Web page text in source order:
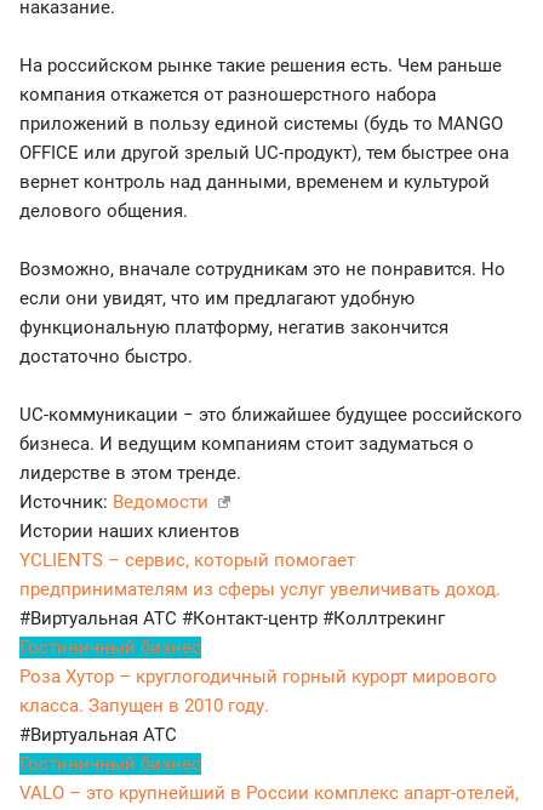
наказание.
На российском рынке такие решения есть. Чем раньше
компания откажется от разношерстного набора
приложений в пользу единой системы (будь то MANGO
OFFICE или другой зрелый UC-продукт), тем быстрее она
вернет контроль над данными, временем и культурой
делового общения.
Возможно, вначале сотрудникам это не понравится. Но
если они увидят, что им предлагают удобную
функциональную платформу, негатив закончится
достаточно быстро.
UC-коммуникации − это ближайшее будущее российского
бизнеса. И ведущим компаниям стоит задуматься о
лидерстве в этом тренде.
Источник: Ведомости
Истории наших клиентов
YCLIENTS – сервис, который помогает
предпринимателям из сферы услуг увеличивать доход.
#Виртуальная АТС #Контакт-центр #Коллтрекинг
Гостиничный бизнес
Роза Хутор – круглогодичный горный курорт мирового
класса. Запущен в 2010 году.
#Виртуальная АТС
Гостиничный бизнес
VALO – это крупнейший в России комплекс апарт-отелей,